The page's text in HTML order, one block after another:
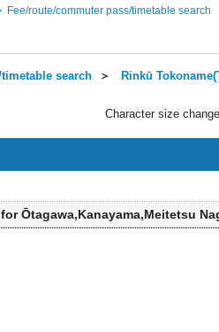
Fee/route/commuter pass/timetable search
search ＞ Rinkū
Character size change
for Ōtagawa,Kanayama,Meitetsu